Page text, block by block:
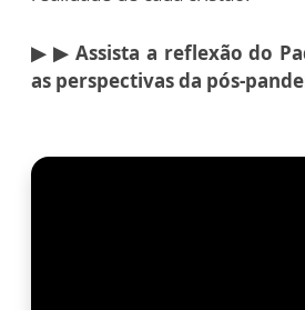
▶ ▶ Assista a reflexão do
as perspectivas da pós-